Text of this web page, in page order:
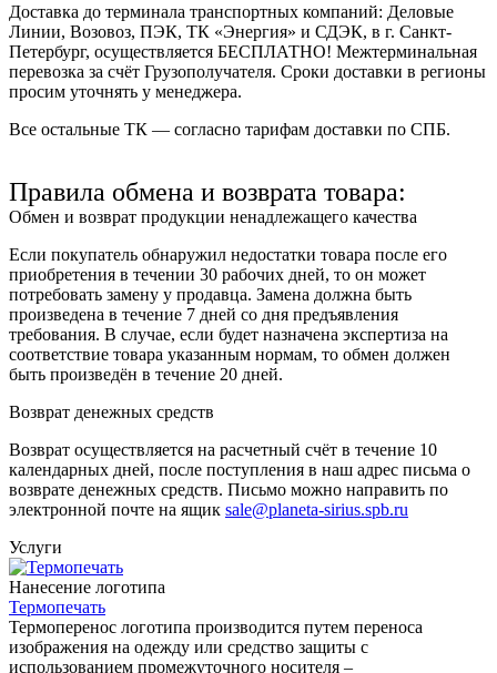
Доставка до терминала транспортных компаний: Деловые
Линии, Возовоз, ПЭК, ТК «Энергия» и СДЭК, в г. Санкт-
Петербург, осуществляется БЕСПЛАТНО! Межтерминальная
перевозка за счёт Грузополучателя. Сроки доставки в регионы
просим уточнять у менеджера.
Все остальные ТК — согласно тарифам доставки по СПБ.
Правила обмена и возврата товара:
Обмен и возврат продукции ненадлежащего качества
Если покупатель обнаружил недостатки товара после его
приобретения в течении 30 рабочих дней, то он может
потребовать замену у продавца. Замена должна быть
произведена в течение 7 дней со дня предъявления
требования. В случае, если будет назначена экспертиза на
соответствие товара указанным нормам, то обмен должен
быть произведён в течение 20 дней.
Возврат денежных средств
Возврат осуществляется на расчетный счёт в течение 10
календарных дней, после поступления в наш адрес письма о
возврате денежных средств. Письмо можно направить по
электронной почте на ящик sale@planeta-sirius.spb.ru
Услуги
Нанесение логотипа
Термопечать
Термоперенос логотипа производится путем переноса
изображения на одежду или средство защиты с
использованием промежуточного носителя –